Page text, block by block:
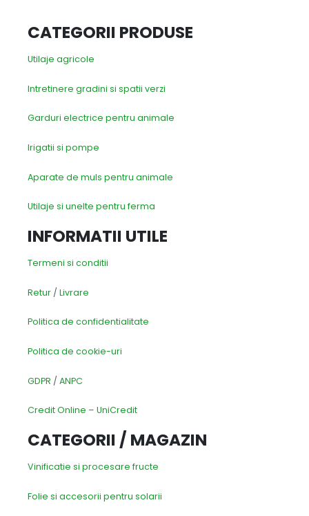
CATEGORII PRODUSE
Utilaje agricole
Intretinere gradini si spatii verzi
Garduri electrice pentru animale
Irigatii si pompe
Aparate de muls pentru animale
Utilaje si unelte pentru ferma
INFORMATII UTILE
Termeni si conditii
Retur / Livrare
Politica de confidentialitate
Politica de cookie-uri
GDPR / ANPC
Credit Online – UniCredit
CATEGORII / MAGAZIN
Vinificatie si procesare fructe
Folie si accesorii pentru solarii